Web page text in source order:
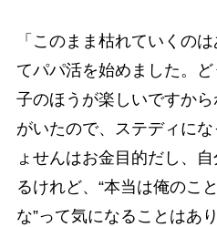
「このまま枯れていくの
てパパ活を始めました。
子のほうが楽しいですか
がいたので、ステディに
ょせんはお金目的だし、
るけれど、“本当は俺のこ
な”って気になることはあり